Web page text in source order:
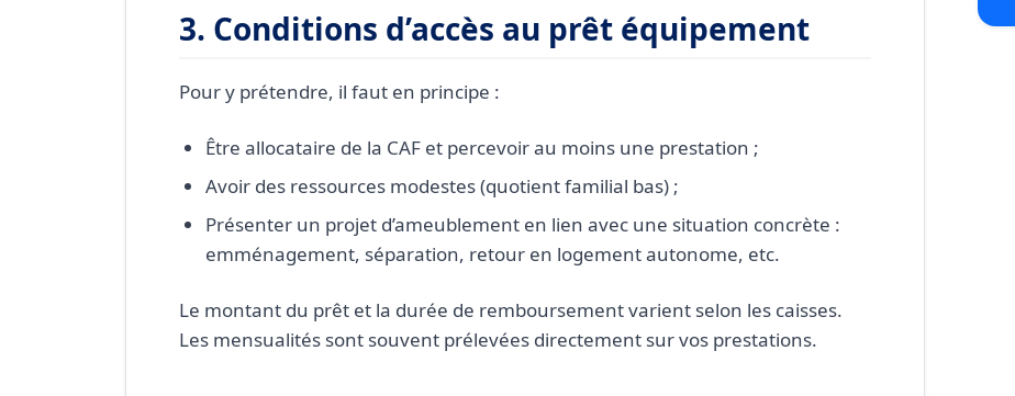
3. Conditions d’accès au prêt équipement
Pour y prétendre, il faut en principe :
Être allocataire de la CAF et percevoir au moins une prestation ;
Avoir des ressources modestes (quotient familial bas) ;
Présenter un projet d’ameublement en lien avec une situation concrète :
emménagement, séparation, retour en logement autonome, etc.
Le montant du prêt et la durée de remboursement varient selon les caisses.
Les mensualités sont souvent prélevées directement sur vos prestations.